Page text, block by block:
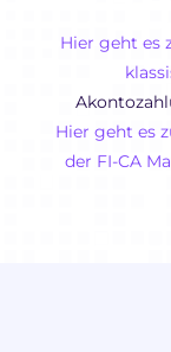
Hier geht es
Hier geht es
der FI-CA